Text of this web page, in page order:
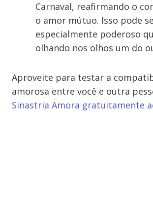
Carnaval, reafirmando o
o amor mútuo. Isso pode
especialmente poderoso
olhando nos olhos um do
Aproveite para testar a
amorosa entre você e outra
Sinastria Amora gratuitamente